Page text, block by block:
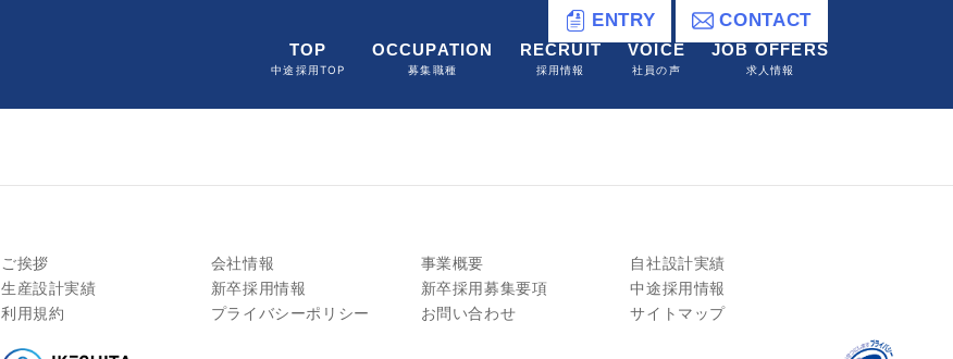
ENTRY CONTACT
TOP
中途採用TOP
OCCUPATION
募集職種
RECRUIT
採用情報
VOICE
社員の声
JOB OFFERS
求人情報
ご挨拶 会社情報 事業概要
自社設計実績
生産設計実績
新卒採用情報 新卒採用募集要項
中途採用情報
利用規約
プライバシーポリシー お問い合わせ サイトマップ